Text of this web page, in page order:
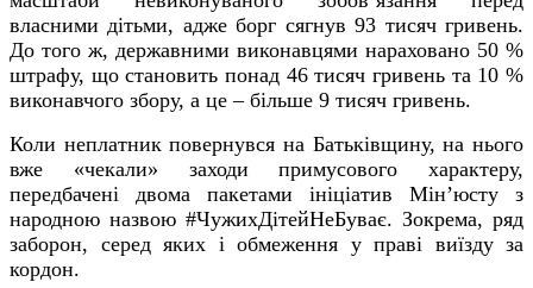
власними дітьми, адже борг сягнув 93 тисяч гривень.
До того ж, державними виконавцями нараховано 50 %
штрафу, що становить понад 46 тисяч гривень та 10 %
виконавчого збору, а це – більше 9 тисяч гривень.
Коли неплатник повернувся на Батьківщину, на нього
вже «чекали» заходи примусового характеру,
передбачені двома пакетами ініціатив Мін’юсту з
народною назвою #ЧужихДітейНеБуває. Зокрема, ряд
заборон, серед яких і обмеження у праві виїзду за
кордон.